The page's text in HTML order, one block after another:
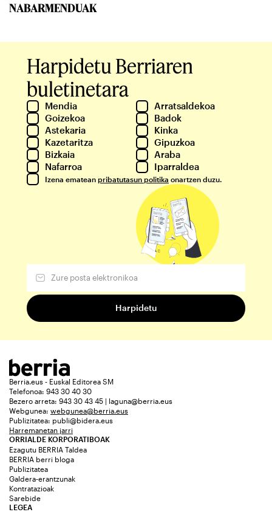
NABARMENDUAK
Harpidetu Berriaren
buletinetara
Mendia
Arratsaldekoa
Goizekoa
Badok
Astekaria
Kinka
Kazetaritza
Gipuzkoa
Bizkaia
Araba
Nafarroa
Iparraldea
Izena ematean pribatutasun politika onartzen duzu.
Berria.eus - Euskal Editorea SM
Telefonoa: 943 30 40 30
Bezero arreta: 943 30 43 45 | laguna@berria.eus
Webgunea: webgunea@berria.eus
Publizitatea: publi@bidera.eus
Harremanetan jarri
ORRIALDE KORPORATIBOAK
Ezagutu BERRIA Taldea
BERRIA berri bloga
Publizitatea
Galdera-erantzunak
Kontratazioak
Sarebide
LEGEA